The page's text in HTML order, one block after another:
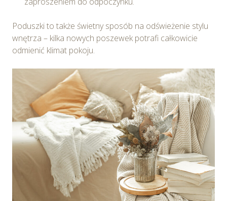
pośrednictwem panelu „Ustawienia plików cookie”
dostępnego z poziomu
Polityki prywatności – pliki
Możesz również dostosować wybory dotyczące
plików cookie i udzielić zgody na wykorzystywanie
plików cookie w Serwisie tylko w wybranych przez
Ciebie celach poprzez wybranie opcji „Dostosuj
wybory”.
Poduszki to także świetny sposób na odświeżenie stylu
wnętrza – kilka nowych poszewek potrafi całkowicie
odmienić klimat pokoju.